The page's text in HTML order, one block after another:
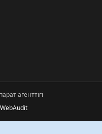
агенттігі
WebAudit